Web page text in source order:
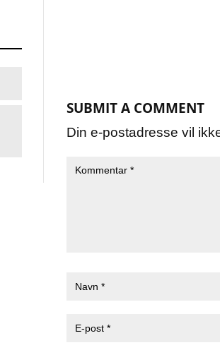
SUBMIT A COMMENT
Din e-postadresse vil